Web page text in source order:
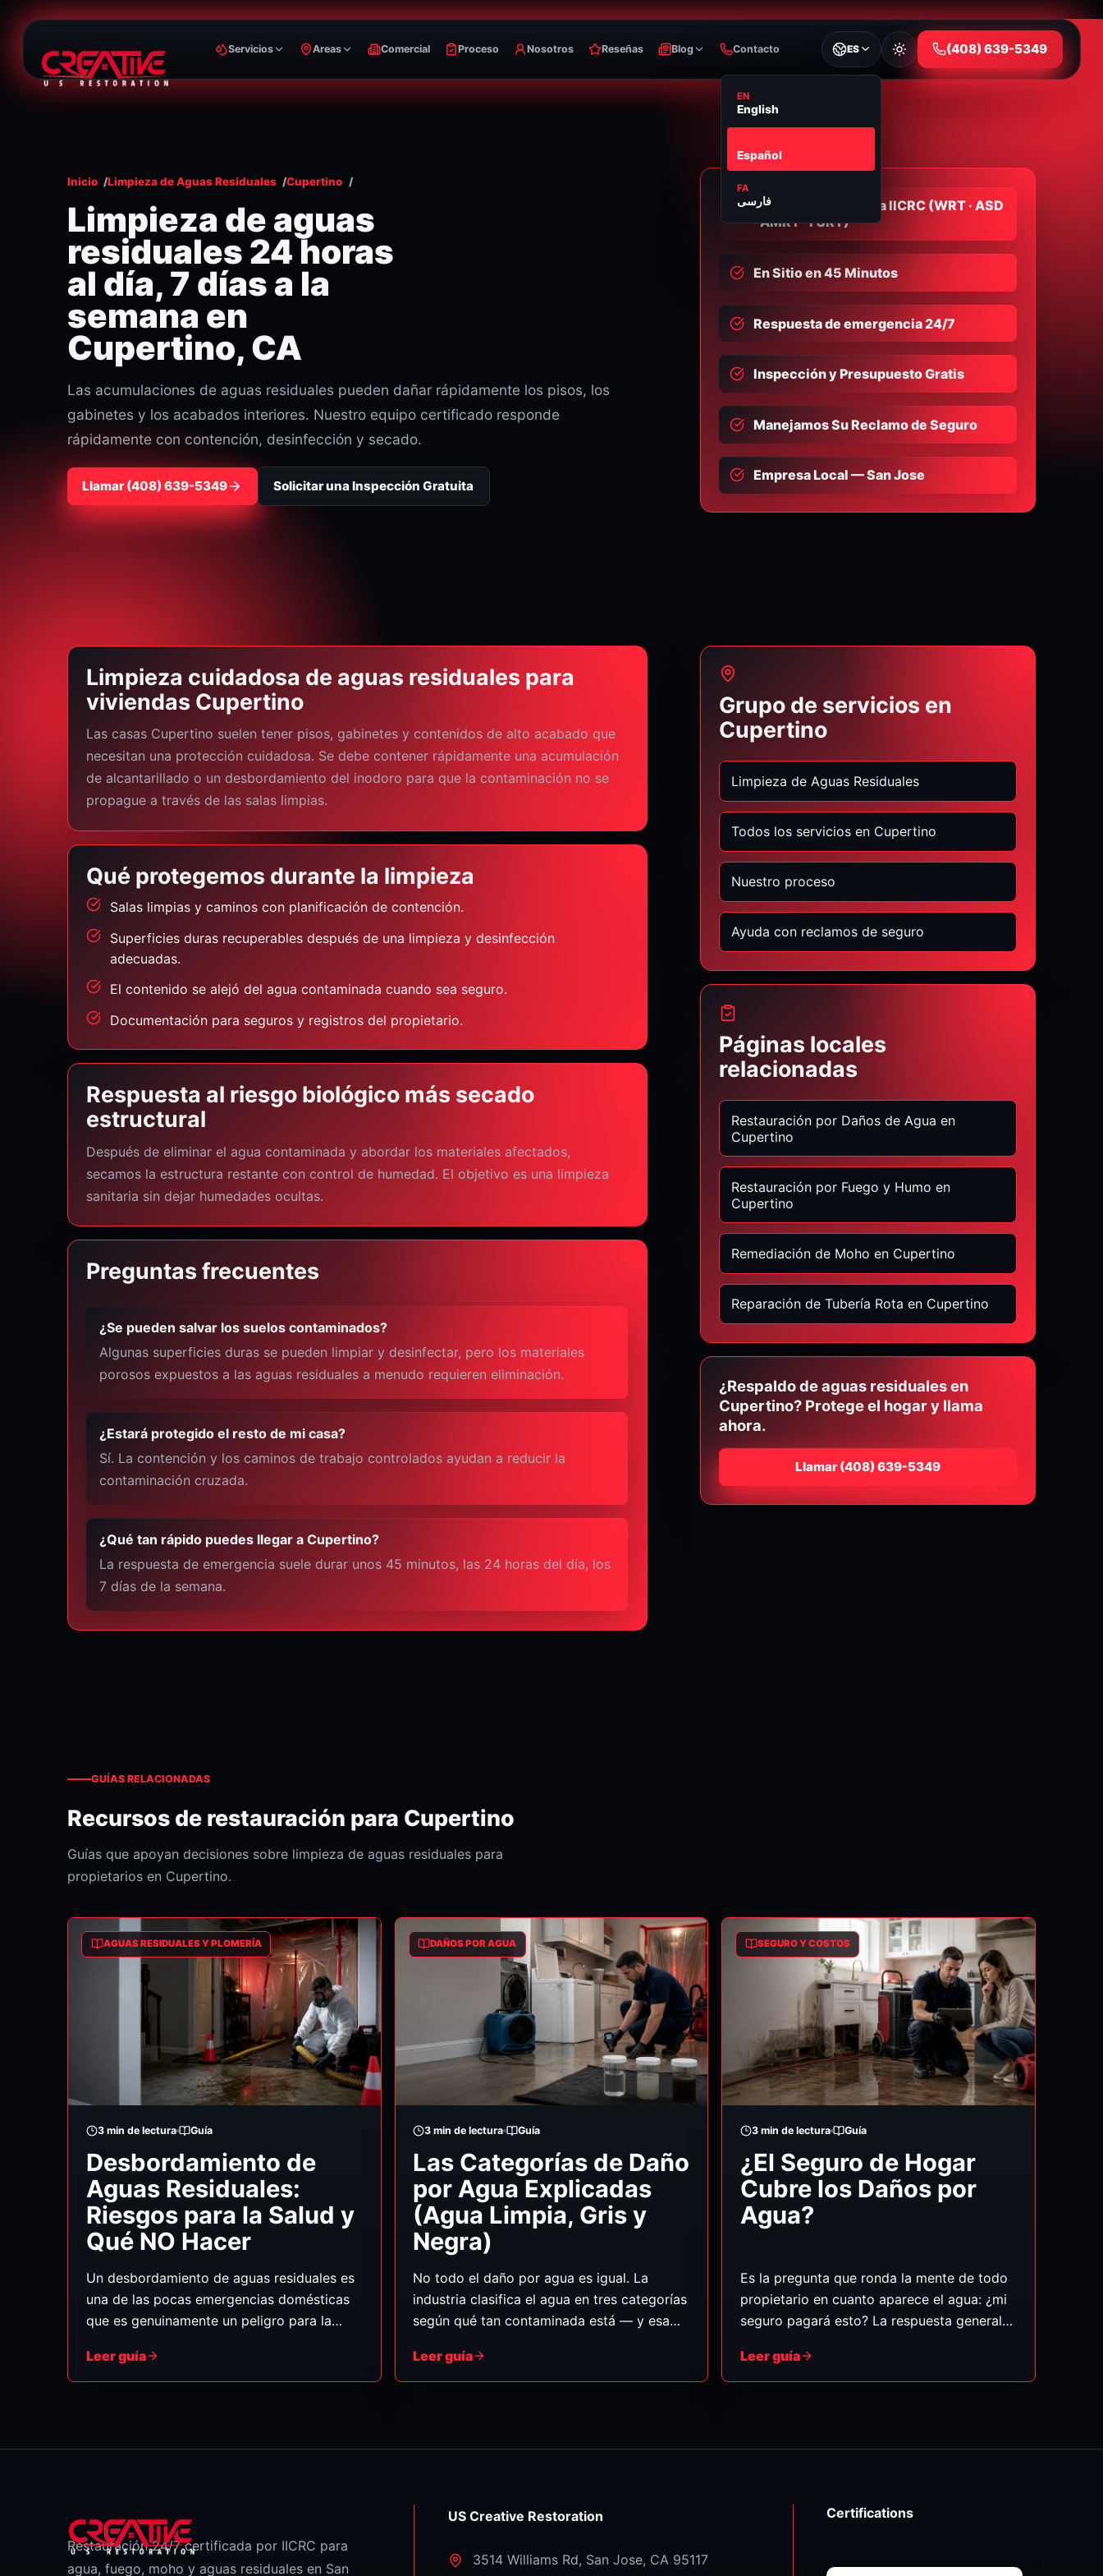
Servicios Areas Comercial Proceso Nosotros Reseñas Blog Contacto ES
EN
English
Español
FA
فارسی
⁦(408) 639-5349⁩
Inicio Limpieza de Aguas Residuales Cupertino
Limpieza de aguas
residuales 24 horas
al día, 7 días a la
semana en
Cupertino, CA
Las acumulaciones de aguas residuales pueden dañar rápidamente los pisos, los
gabinetes y los acabados interiores. Nuestro equipo certificado responde
rápidamente con contención, desinfección y secado.
Llamar⁦(408) 639-5349⁩ Solicitar una Inspección Gratuita
Empresa Certificada IICRC (WRT · ASD
· AMRT · FSRT)
En Sitio en 45 Minutos
Respuesta de emergencia 24/7
Inspección y Presupuesto Gratis
Manejamos Su Reclamo de Seguro
Empresa Local — San Jose
Limpieza cuidadosa de aguas residuales para
viviendas Cupertino
Las casas Cupertino suelen tener pisos, gabinetes y contenidos de alto acabado que
necesitan una protección cuidadosa. Se debe contener rápidamente una acumulación
de alcantarillado o un desbordamiento del inodoro para que la contaminación no se
propague a través de las salas limpias.
Qué protegemos durante la limpieza
Salas limpias y caminos con planificación de contención.
Superficies duras recuperables después de una limpieza y desinfección
adecuadas.
El contenido se alejó del agua contaminada cuando sea seguro.
Documentación para seguros y registros del propietario.
Respuesta al riesgo biológico más secado
estructural
Después de eliminar el agua contaminada y abordar los materiales afectados,
secamos la estructura restante con control de humedad. El objetivo es una limpieza
sanitaria sin dejar humedades ocultas.
Preguntas frecuentes
¿Se pueden salvar los suelos contaminados?
Algunas superficies duras se pueden limpiar y desinfectar, pero los materiales
porosos expuestos a las aguas residuales a menudo requieren eliminación.
¿Estará protegido el resto de mi casa?
Sí. La contención y los caminos de trabajo controlados ayudan a reducir la
contaminación cruzada.
¿Qué tan rápido puedes llegar a Cupertino?
La respuesta de emergencia suele durar unos 45 minutos, las 24 horas del día, los
7 días de la semana.
Grupo de servicios en
Cupertino
Limpieza de Aguas Residuales
Todos los servicios en Cupertino
Nuestro proceso
Ayuda con reclamos de seguro
Páginas locales
relacionadas
Restauración por Daños de Agua en
Cupertino
Restauración por Fuego y Humo en
Cupertino
Remediación de Moho en Cupertino
Reparación de Tubería Rota en Cupertino
¿Respaldo de aguas residuales en
Cupertino? Protege el hogar y llama
ahora.
Llamar ⁦(408) 639-5349⁩
GUÍAS RELACIONADAS
Recursos de restauración para Cupertino
Guías que apoyan decisiones sobre limpieza de aguas residuales para
propietarios en Cupertino.
AGUAS RESIDUALES Y PLOMERÍA
3 min de lectura Guía
Desbordamiento de
Aguas Residuales:
Riesgos para la Salud y
Qué NO Hacer
Un desbordamiento de aguas residuales es
una de las pocas emergencias domésticas
que es genuinamente un peligro para la
involucrada — lo que la industria llama
"agua negra" de Categoría 3 — transporta
hacer" importa tanto como la limpieza.
Leer guía
DAÑOS POR AGUA
3 min de lectura Guía
Las Categorías de Daño
por Agua Explicadas
(Agua Limpia, Gris y
Negra)
No todo el daño por agua es igual. La
industria clasifica el agua en tres categorías
según qué tan contaminada está — y esa
la limpieza, qué se puede salvar y los pasos
de seguridad necesarios. Esto es lo que
Leer guía
SEGURO Y COSTOS
3 min de lectura Guía
¿El Seguro de Hogar
Cubre los Daños por
Agua?
Es la pregunta que ronda la mente de todo
propietario en cuanto aparece el agua: ¿mi
seguro pagará esto? La respuesta general
daños por agua que son súbitos y
accidentales — pero no los daños por
cuál de los dos casos cae su situación.
confirme con su aseguradora.)
Leer guía
Restauración 24/7 certificada por IICRC para
agua, fuego, moho y aguas residuales en San
US Creative Restoration
3514 Williams Rd, San Jose, CA 95117
Certifications